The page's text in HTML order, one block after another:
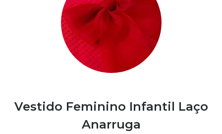
Vestido Feminino Infantil Laço
Anarruga